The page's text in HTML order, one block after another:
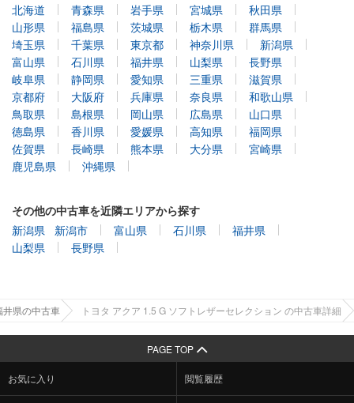
北海道
青森県 岩手県 宮城県
秋田県
山形県
福島県 茨城県 栃木県
群馬県
埼玉県
千葉県 東京都 神奈川県
新潟県
富山県
石川県 福井県 山梨県
長野県
岐阜県
静岡県 愛知県 三重県
滋賀県
京都府
大阪府 兵庫県 奈良県
和歌山県
鳥取県
島根県 岡山県 広島県
山口県
徳島県
香川県 愛媛県 高知県
福岡県
佐賀県
長崎県 熊本県 大分県
宮崎県
鹿児島県
沖縄県
その他の中古車を近隣エリアから探す
新潟県
新潟市 富山県 石川県
福井県
山梨県
長野県
井県の中古車 トヨタ アクア 1.5 G ソフトレザーセレクション の中古車詳細
PAGE TOP
お気に入り 閲覧履歴